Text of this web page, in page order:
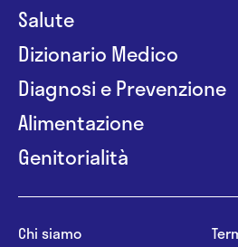
Salute
Dizionario Medico
Diagnosi e Prevenzione
Alimentazione
Genitorialità
Chi siamo